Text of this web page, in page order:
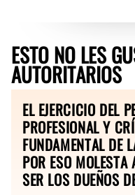
ESTO NO LES
AUTORITARIOS
EL EJERCICIO DEL
PROFESIONAL Y
FUNDAMENTAL DE
POR ESO MOLESTA
SER LOS DUEÑOS